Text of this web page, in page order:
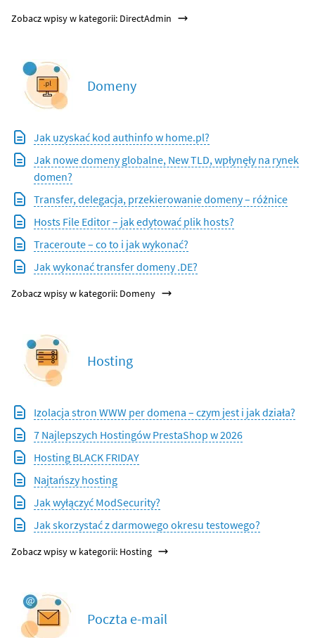
Zobacz wpisy w kategorii: DirectAdmin
Domeny
Jak uzyskać kod authinfo w home.pl?
Jak nowe domeny globalne, New TLD, wpłynęły na rynek
domen?
Transfer, delegacja, przekierowanie domeny – różnice
Hosts File Editor – jak edytować plik hosts?
Traceroute – co to i jak wykonać?
Jak wykonać transfer domeny .DE?
Zobacz wpisy w kategorii: Domeny
Hosting
Izolacja stron WWW per domena – czym jest i jak działa?
7 Najlepszych Hostingów PrestaShop w 2026
Hosting BLACK FRIDAY
Najtańszy hosting
Jak wyłączyć ModSecurity?
Jak skorzystać z darmowego okresu testowego?
Zobacz wpisy w kategorii: Hosting
Poczta e-mail